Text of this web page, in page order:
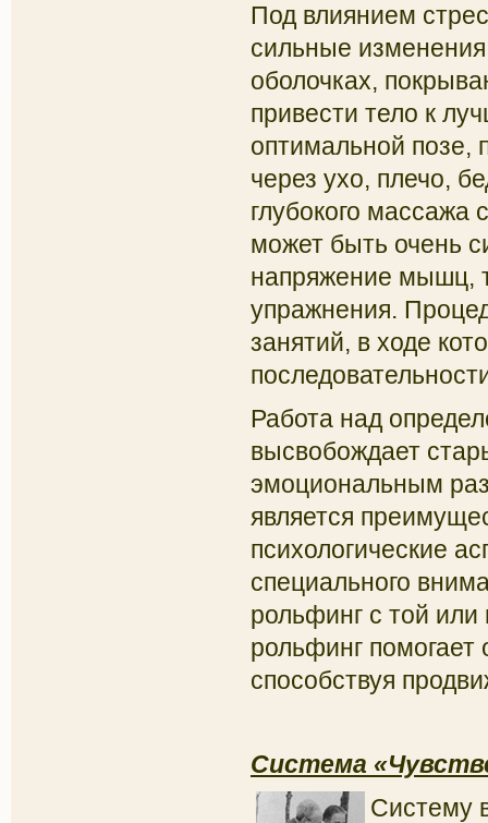
Под влиянием
сильные
оболочках,
привести тело к
оптимальной позе,
через ухо, плечо,
глубокого
может быть очень
напряжение мышц,
упражнения.
занятий, в ходе
Работа над
высвобождает
эмоциональным
является
психологические
специального
рольфинг с той
рольфинг помогает
способствуя
Система
Систему